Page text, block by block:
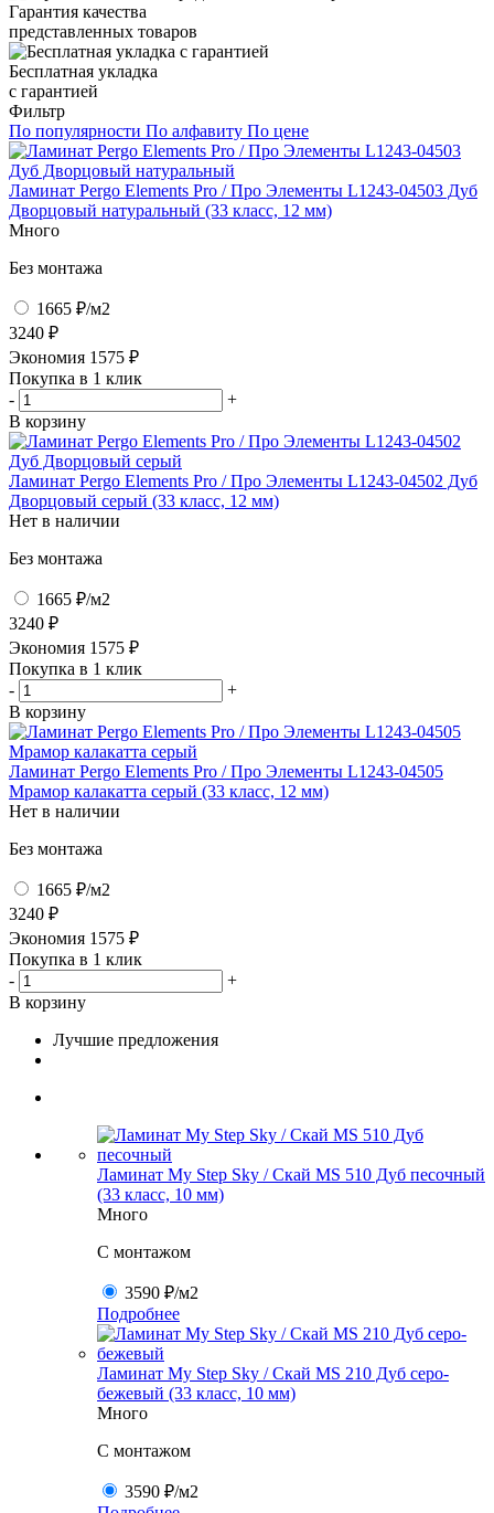
Гарантия качества
представленных товаров
Бесплатная укладка
с гарантией
Фильтр
По популярности По алфавиту По цене
Ламинат Pergo Elements Pro / Про Элементы L1243-04503 Дуб
Дворцовый натуральный (33 класс, 12 мм)
Много
Без монтажа
1665 ₽/м2
3240 ₽
Экономия 1575 ₽
Покупка в 1 клик
-
+
В корзину
Ламинат Pergo Elements Pro / Про Элементы L1243-04502 Дуб
Дворцовый серый (33 класс, 12 мм)
Нет в наличии
Без монтажа
1665 ₽/м2
3240 ₽
Экономия 1575 ₽
Покупка в 1 клик
-
+
В корзину
Ламинат Pergo Elements Pro / Про Элементы L1243-04505
Мрамор калакатта серый (33 класс, 12 мм)
Нет в наличии
Без монтажа
1665 ₽/м2
3240 ₽
Экономия 1575 ₽
Покупка в 1 клик
-
+
В корзину
Лучшие предложения
Ламинат My Step Sky / Скай MS 510 Дуб песочный
(33 класс, 10 мм)
Много
C монтажом
3590 ₽/м2
Подробнее
Ламинат My Step Sky / Скай MS 210 Дуб серо-
бежевый (33 класс, 10 мм)
Много
C монтажом
3590 ₽/м2